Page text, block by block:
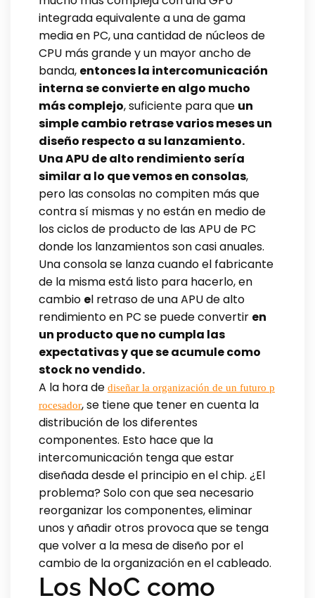
integrada equivalente a una de gama
media en PC, una cantidad de núcleos de
CPU más grande y un mayor ancho de
banda, entonces la intercomunicación
interna se convierte en algo mucho
más complejo, suficiente para que un
simple cambio retrase varios meses un
diseño respecto a su lanzamiento.
Una APU de alto rendimiento sería
similar a lo que vemos en consolas,
pero las consolas no compiten más que
contra sí mismas y no están en medio de
los ciclos de producto de las APU de PC
donde los lanzamientos son casi anuales.
Una consola se lanza cuando el fabricante
de la misma está listo para hacerlo, en
cambio el retraso de una APU de alto
rendimiento en PC se puede convertir en
un producto que no cumpla las
expectativas y que se acumule como
stock no vendido.
A la hora de diseñar la organización de un futuro p
rocesador, se tiene que tener en cuenta la
distribución de los diferentes
componentes. Esto hace que la
intercomunicación tenga que estar
diseñada desde el principio en el chip. ¿El
problema? Solo con que sea necesario
reorganizar los componentes, eliminar
unos y añadir otros provoca que se tenga
que volver a la mesa de diseño por el
cambio de la organización en el cableado.
Los NoC como